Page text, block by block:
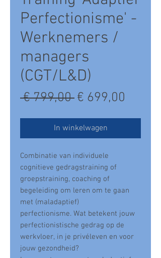
Perfectionisme' -
Werknemers /
managers
(CGT/L&D)
€ 799,00 Normale
€ 699,00
In winkelwagen
Combinatie van individuele
cognitieve gedragstraining of
groepstraining, coaching of
begeleiding om leren om te gaan
met (maladaptief)
perfectionisme. Wat betekent jouw
perfectionistische gedrag op de
werkvloer, in je privéleven en voor
jouw gezondheid?